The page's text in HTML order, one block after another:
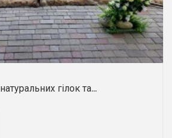
гілок та...